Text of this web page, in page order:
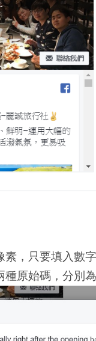
，只要填入數
原始碼，分別為